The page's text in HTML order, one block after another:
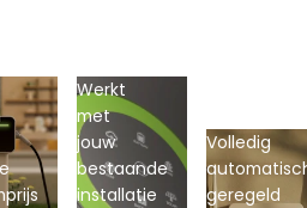
Werkt
met
jouw
bestaande
installatie
Volledig
geregeld